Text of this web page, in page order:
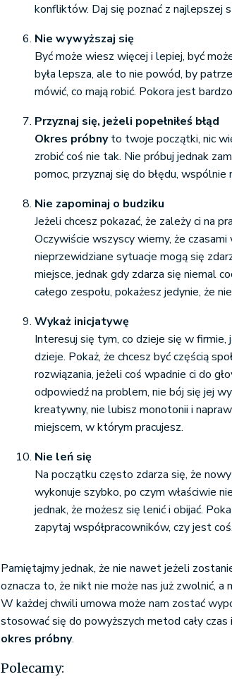
konfliktów. Daj się poznać z najlepszej
Nie wywyższaj się
Być może wiesz więcej i lepiej, być
była lepsza, ale to nie powód, by
mówić, co mają robić. Pokora jest
Przyznaj się, jeżeli popełniłeś błąd
Okres próbnyto twoje początki, nic
zrobić coś nie tak. Nie próbuj jednak
pomoc, przyznaj się do błędu,
Nie zapominaj o budziku
Jeżeli chcesz pokazać, że zależy ci na
Oczywiście wszyscy wiemy, że
nieprzewidziane sytuacje mogą się
miejsce, jednak gdy zdarza się niemal
całego zespołu, pokażesz jedynie, że
Wykaż inicjatywę
Interesuj się tym, co dzieje się w firmie,
dzieje. Pokaż, że chcesz być częścią
rozwiązania, jeżeli coś wpadnie ci do
odpowiedź na problem, nie bój się jej
kreatywny, nie lubisz monotonii i
miejscem, w którym pracujesz.
Nie leń się
Na początku często zdarza się, że
wykonuje szybko, po czym właściwie
jednak, że możesz się lenić i obijać.
zapytaj współpracowników, czy jest
Pamiętajmy jednak, że nie nawet jeżeli
oznacza to, że nikt nie może nas już zwolnić,
W każdej chwili umowa może nam zostać
stosować się do powyższych metod cały
okres próbny.
Polecamy: